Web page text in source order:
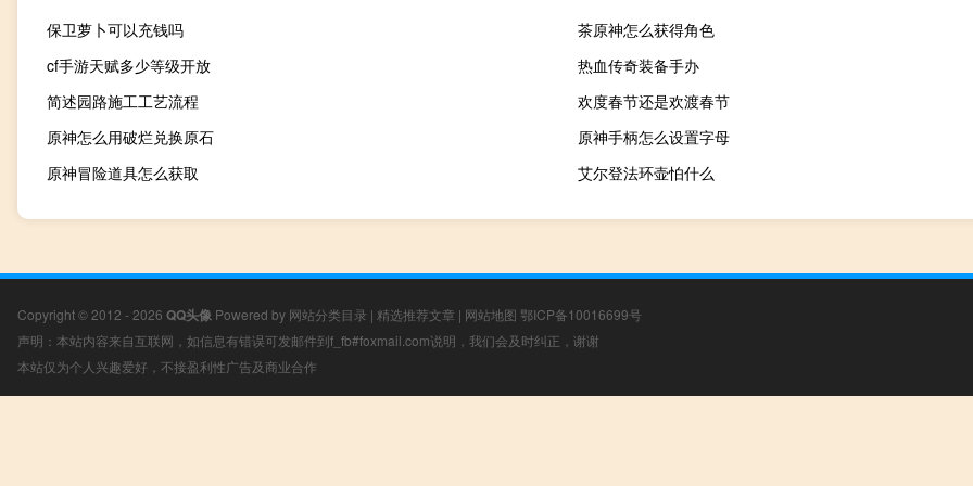
保卫萝卜可以充钱吗
茶原神怎么获得角色
cf手游天赋多少等级开放
热血传奇装备手办
简述园路施工工艺流程
欢度春节还是欢渡春节
原神怎么用破烂兑换原石
原神手柄怎么设置字母
原神冒险道具怎么获取
艾尔登法环壶怕什么
Copyright © 2012 - 2026 QQ头像 Powered by 网站分类目录 | 精选推荐文章 | 网站地图 鄂ICP备10016699号
声明：本站内容来自互联网，如信息有错误可发邮件到f_fb#foxmail.com说明，我们会及时纠正，谢谢
本站仅为个人兴趣爱好，不接盈利性广告及商业合作